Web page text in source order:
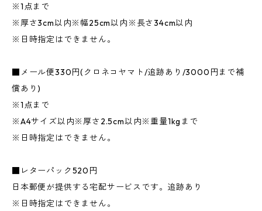
※1点まで
※厚さ3cm以内※幅25cm以内※長さ34cm以内
※日時指定はできません。
■メール便330円(クロネコヤマト/追跡あり/3000円まで補
償あり)
※1点まで
※A4サイズ以内※厚さ2.5cm以内※重量1kgまで
※日時指定はできません。
■レターパック520円
日本郵便が提供する宅配サービスです。追跡あり
※日時指定はできません。